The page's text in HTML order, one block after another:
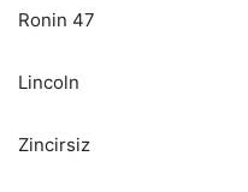
Ronin 47
Lincoln
Zincirsiz